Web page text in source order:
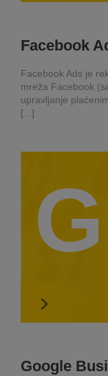
Facebook
Facebook Ads je
mreža Facebook
upravljanje
[...]
G
Google